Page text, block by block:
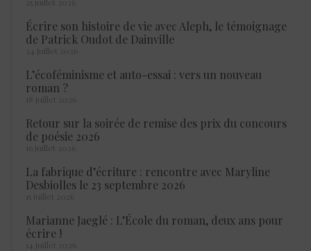
Écrire son histoire de vie avec Aleph, le témoignage
de Patrick Oudot de Dainville
24 juillet 2026
L’écoféminisme et auto-essai : vers un nouveau
roman ?
18 juillet 2026
Retour sur la soirée de remise des prix du concours
de poésie 2026
16 juillet 2026
La fabrique d’écriture : rencontre avec Maryline
Desbiolles le 23 septembre 2026
15 juillet 2026
Marianne Jaeglé : L’École du roman, deux ans pour
écrire !
14 juillet 2026